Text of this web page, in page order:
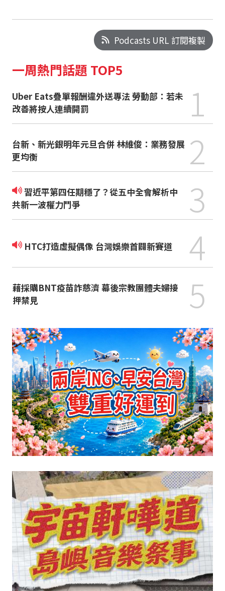
Podcasts URL 訂閱複製
一周熱門話題 TOP5
Uber Eats疊單報酬違外送專法 勞動部：若未
改善將按人連續開罰
1
台新、新光銀明年元旦合併 林維俊：業務發展
更均衡
2
習近平第四任期穩了？從五中全會解析中
共新一波權力鬥爭
3
HTC打造虛擬偶像 台灣娛樂首闢新賽道 4
藉採購BNT疫苗詐慈濟 幕後宗教團體夫婦接
押禁見
5